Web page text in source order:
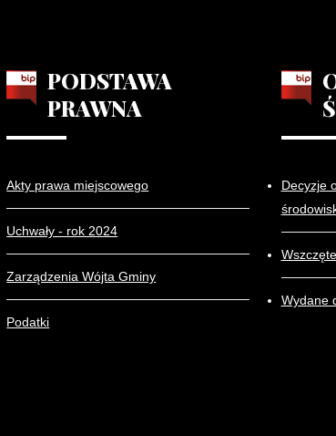
PODSTAWA
PRAWNA
Akty prawa miejscowego
Uchwały - rok 2024
Zarządzenia Wójta Gminy
Podatki
Decyzje
Wydane